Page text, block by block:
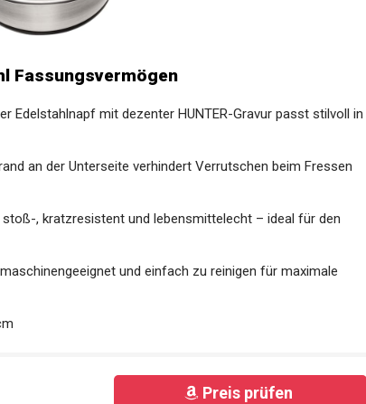
Fassungsvermögen
Edelstahlnapf mit dezenter HUNTER-Gravur passt stilvoll in
an der Unterseite verhindert Verrutschen beim Fressen
stoß-, kratzresistent und lebensmittelecht – ideal für den
und einfach zu reinigen für maximale
Preis prüfen